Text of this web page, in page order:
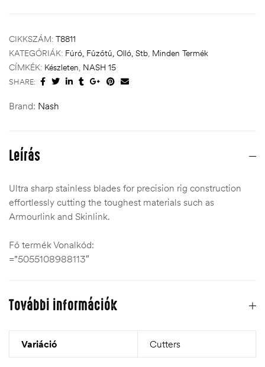
CIKKSZÁM: T8811
KATEGÓRIÁK: Fúró, Fűzőtű, Olló, Stb, Minden Termék
CÍMKÉK: Készleten, NASH 15
SHARE:
Brand: Nash
Leírás
Ultra sharp stainless blades for precision rig construction
effortlessly cutting the toughest materials such as
Armourlink and Skinlink.
Fő termék Vonalkód:
=”5055108988113″
További információk
Variáció Cutters